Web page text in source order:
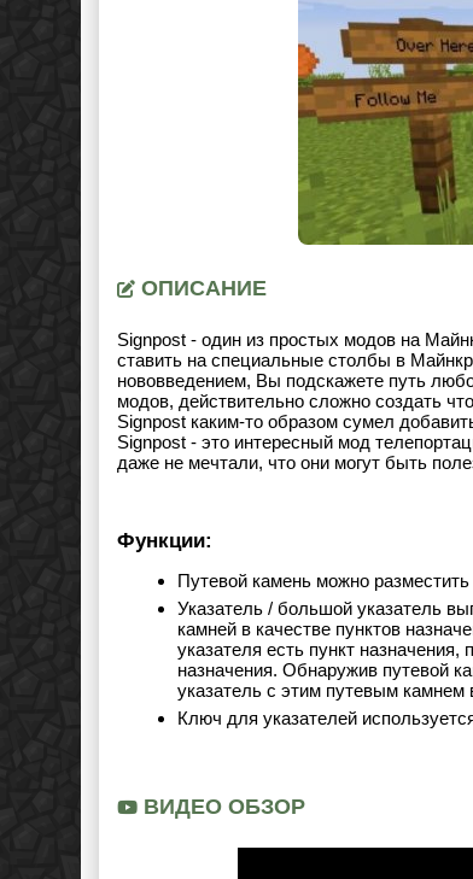
ОПИСАНИЕ
Signpost - один из простых модов на
ставить на специальные столбы в
нововведением, Вы подскажете путь
модов, действительно сложно создать
Signpost каким-то образом сумел
Signpost - это интересный мод
даже не мечтали, что они могут быть
Функции:
Путевой камень можно разместить
Указатель / большой указатель
камней в качестве пунктов
указателя есть пункт назначения,
назначения. Обнаружив путевой
указатель с этим путевым камнем
Ключ для указателей
ВИДЕО ОБЗОР